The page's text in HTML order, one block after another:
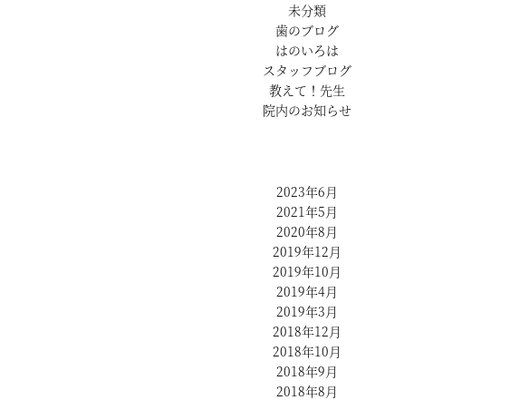
未分類
歯のブログ
はのいろは
スタッフブログ
教えて！先生
院内のお知らせ
2023年6月
2021年5月
2020年8月
2019年12月
2019年10月
2019年4月
2019年3月
2018年12月
2018年10月
2018年9月
2018年8月